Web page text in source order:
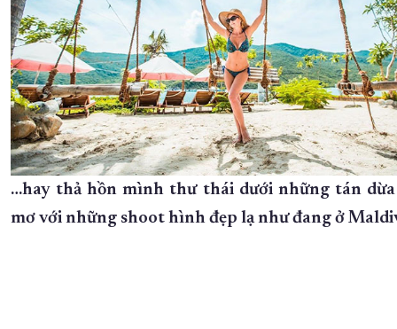
…hay thả hồn mình thư thái dưới những tán
mơ với những shoot hình đẹp lạ như đang ở